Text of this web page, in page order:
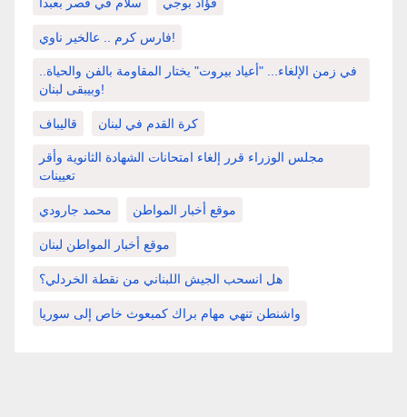
فارس كرم .. عالخير ناوي!
في زمن الإلغاء... "أعياد بيروت" يختار المقاومة بالفن والحياة..
وبيبقى لبنان!
قاليباف كرة القدم في لبنان
مجلس الوزراء قرر إلغاء امتحانات الشهادة الثانوية وأقر
تعيينات
محمد جارودي موقع أخبار المواطن
موقع أخبار المواطن لبنان
هل انسحب الجيش اللبناني من نقطة الخردلي؟
واشنطن تنهي مهام براك كمبعوث خاص إلى سوريا